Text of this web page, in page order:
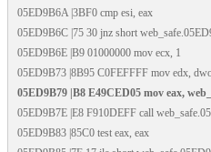
05ED9B6A |3BF0 cmp esi, eax
05ED9B6C |75 30 jnz short
05ED9B6E |B9 01000000 mov ecx, 1
05ED9B73 |8B95 C0FEFFFF mov edx,
05ED9B79 |B8 E49CED05 mov eax,
05ED9B7E |E8 F910DEFF call
05ED9B83 |85C0 test eax, eax